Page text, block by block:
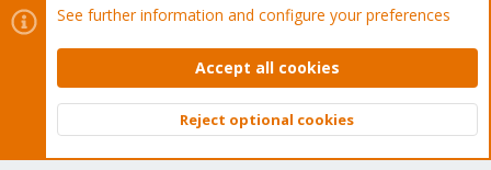
Cookies
Proxmox Support Forum - Light Mode
Contact us
Terms and rules Privacy policy Help Home
Community platform by XenForo © 2010-2026 XenForo Ltd.
Top
See further information and configure your preferences
Accept all cookies
Reject optional cookies